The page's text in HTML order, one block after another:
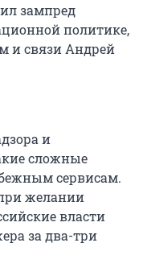
зампред
политике,
и связи Андрей
и
сложные
сервисам.
желании
власти
за два-три